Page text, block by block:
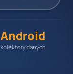
Android
kolektory danych